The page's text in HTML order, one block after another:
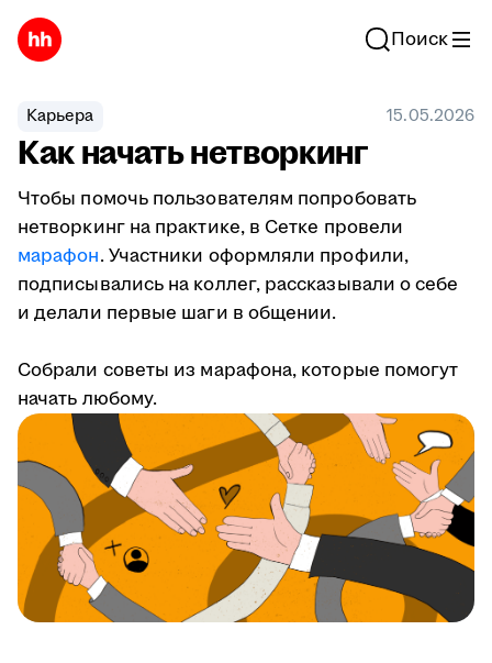
Поиск
Карьера 15.05.2026
Как начать нетворкинг
Чтобы помочь пользователям попробовать
нетворкинг на практике, в Сетке провели
марафон. Участники оформляли профили,
подписывались на коллег, рассказывали о себе
и делали первые шаги в общении.
Собрали советы из марафона, которые помогут
начать любому.